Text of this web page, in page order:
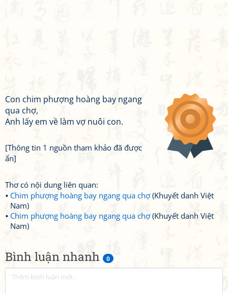
Bình luận nhanh 0
Con chim phượng hoàng bay ngang
qua chợ,
Anh lấy em về làm vợ nuôi con.
[Thông tin 1 nguồn tham khảo đã được
ẩn]
Thơ có nội dung liên quan:
Chim phượng hoàng bay ngang qua chợ(Khuyết danh Việt
Nam)
Chim phượng hoàng bay ngang qua chợ(Khuyết danh Việt
Nam)